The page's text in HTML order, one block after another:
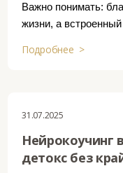
Важно понимать:
жизни, а
Подробнее >
31.07.2025
Нейрокоучинг
детокс без